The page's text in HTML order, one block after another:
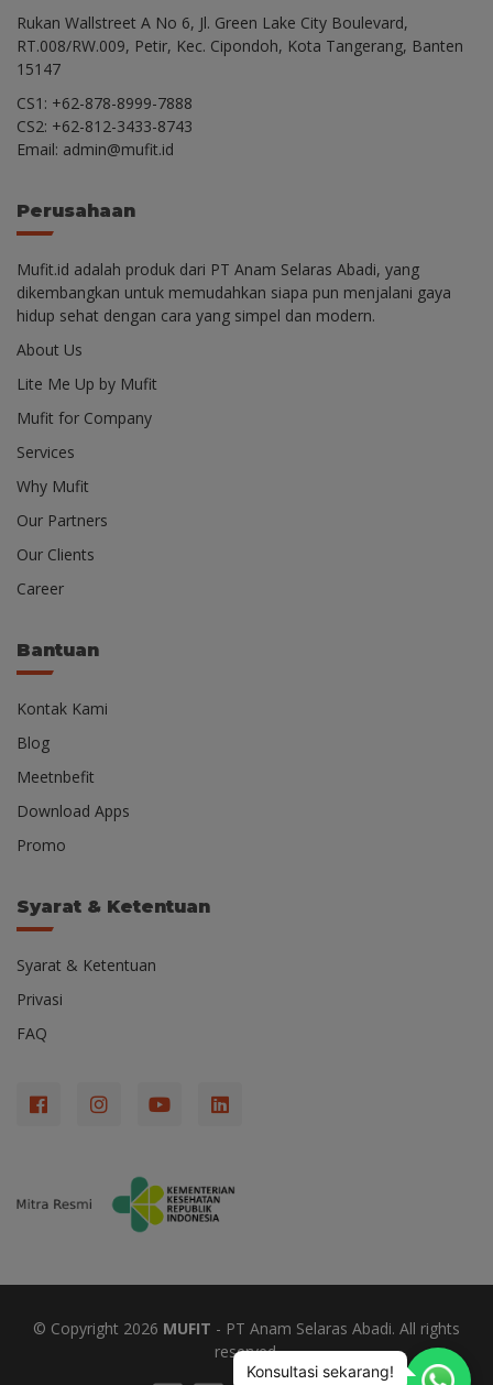
Konsultasi sekarang!
Rukan Wallstreet A No 6, Jl. Green Lake City Boulevard,
RT.008/RW.009, Petir, Kec. Cipondoh, Kota Tangerang, Banten
15147
CS1: +62-878-8999-7888
CS2: +62-812-3433-8743
Email: admin@mufit.id
Perusahaan
Mufit.id adalah produk dari PT Anam Selaras Abadi, yang
dikembangkan untuk memudahkan siapa pun menjalani gaya
hidup sehat dengan cara yang simpel dan modern.
About Us
Lite Me Up by Mufit
Mufit for Company
Services
Why Mufit
Our Partners
Our Clients
Career
Bantuan
Kontak Kami
Blog
Meetnbefit
Download Apps
Promo
Syarat & Ketentuan
Syarat & Ketentuan
Privasi
FAQ
© Copyright 2026 MUFIT - PT Anam Selaras Abadi. All rights
reserved.